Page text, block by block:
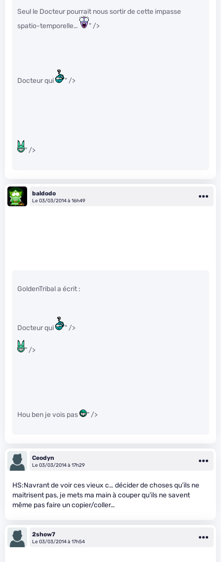
Seul le Docteur pourrait nous sortir de cette impasse
spatio-temporelle…
" />
Docteur qui " />
" />
baldodo
Le 03/03/2014 à 16h49
GoldenTribal a écrit :
Docteur qui " />
" />
Hou ben je vois pas " />
Ceodyn
Le 03/03/2014 à 17h29
HS:Navrant de voir ces vieux c… décider de choses qu’ils ne
maitrisent pas, je mets ma main à couper qu’ils ne savent
même pas faire un copier/coller…
2show7
Le 03/03/2014 à 17h54